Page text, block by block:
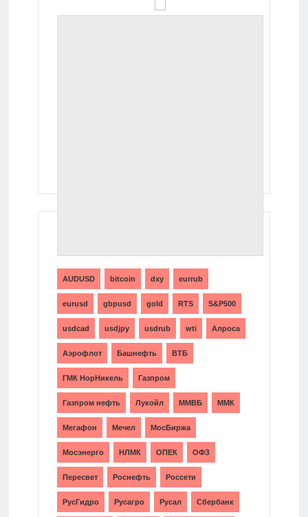
AUDUSD bitcoin dxy eurrub
eurusd gbpusd gold RTS S&P500
usdcad usdjpy usdrub wti Алроса
Аэрофлот Башнефть ВТБ
ГМК НорНикель Газпром
Газпром нефть Лукойл ММВБ ММК
Мегафон Мечел МосБиржа
Мосэнерго НЛМК ОПЕК ОФЗ
Пересвет Роснефть Россети
РусГидро Русагро Русал Сбербанк